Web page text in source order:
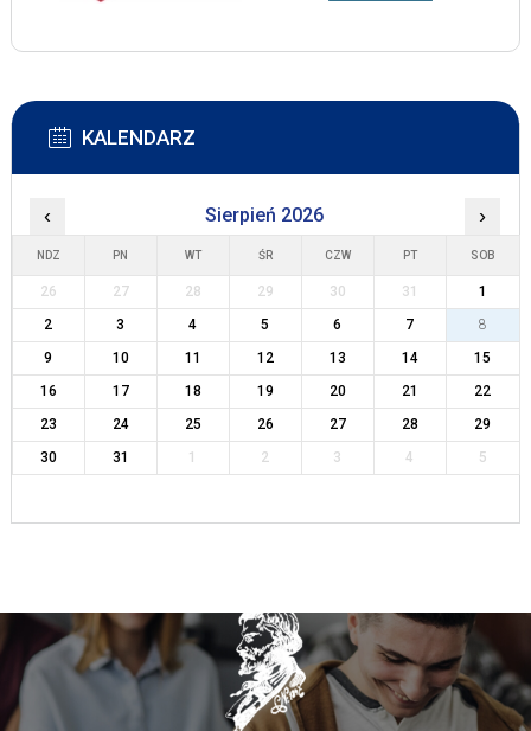
KALENDARZ
‹ Sierpień 2026 ›
NDZ PN WT ŚR CZW PT SOB
26 27 28 29 30 31
1
2
3 4 5 6 7
8
9
10 11 12 13 14
15
16
17 18 19 20 21
22
23
24 25 26 27 28
29
30
31 1 2 3 4 5